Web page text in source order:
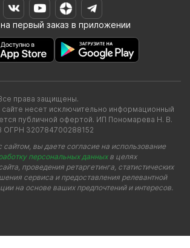
первый заказ в приложении
права защищены.
несет исключительно информационный
публичной офертой. ИП Пономарева Н. В.
320784700288152
вы даете согласие на использование
персональных данныхв целях
проведения ретаргетинга, статистических
сервиса и предоставления релевантной
на основе ваших предпочтений и интересов.